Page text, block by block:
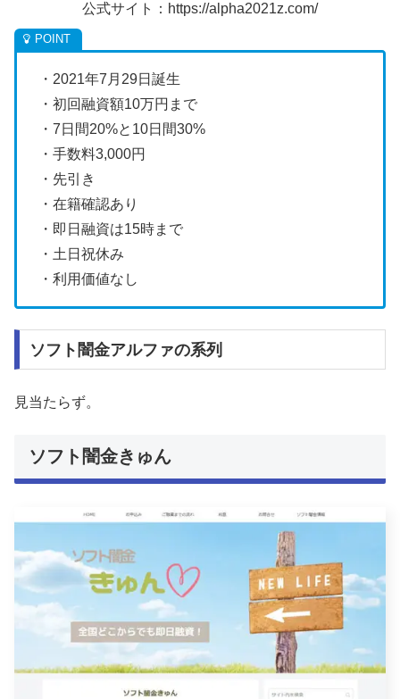
公式サイト：https://alpha2021z.com/
・2021年7月29日誕生
・初回融資額10万円まで
・7日間20%と10日間30%
・手数料3,000円
・先引き
・在籍確認あり
・即日融資は15時まで
・土日祝休み
・利用価値なし
ソフト闇金アルファの系列
見当たらず。
ソフト闇金きゅん